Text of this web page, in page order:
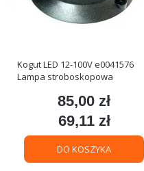
Kogut LED 12-100V e0041576
Lampa stroboskopowa
Cena
85,00 zł
Cena
69,11 zł
DO KOSZYKA